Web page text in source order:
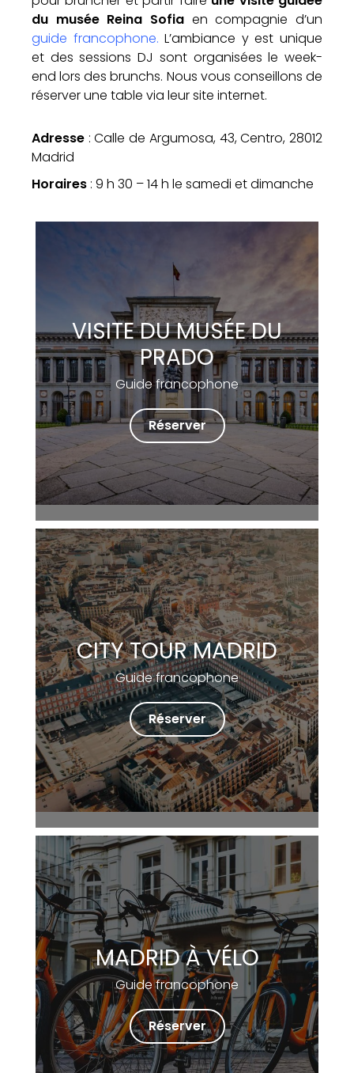
du musée Reina Sofia en compagnie d’un
guide francophone. L’ambiance y est unique
et des sessions DJ sont organisées le week-
end lors des brunchs. Nous vous conseillons de
réserver une table via leur site internet.
Adresse : Calle de Argumosa, 43, Centro, 28012
Madrid
Horaires : 9 h 30 – 14 h le samedi et dimanche
VISITE DU MUSÉE DU
PRADO
Guide francophone
Réserver
CITY TOUR MADRID
Guide francophone
Réserver
MADRID À VÉLO
Guide francophone
Réserver